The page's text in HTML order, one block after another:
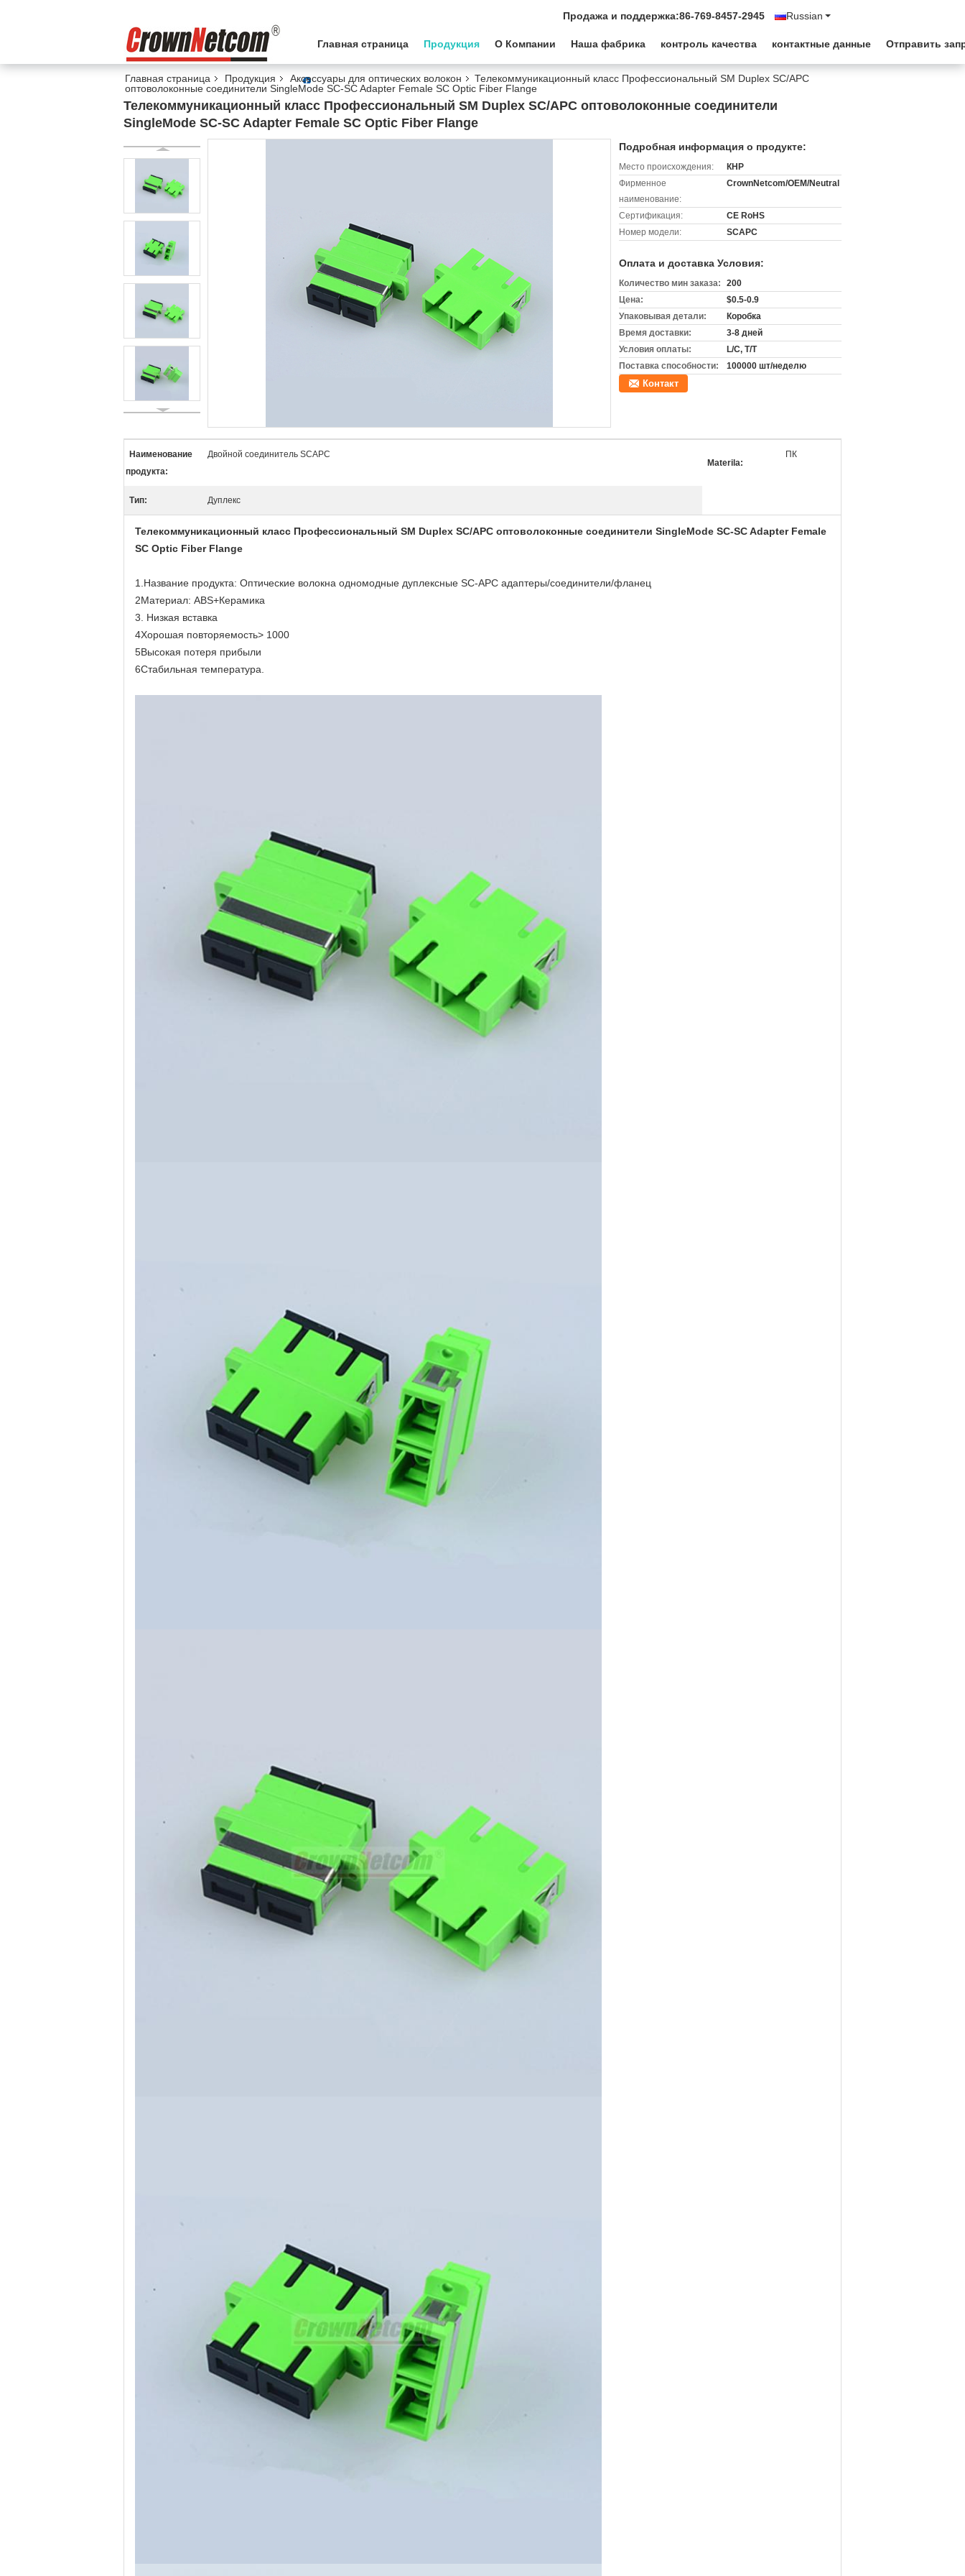
Russian
Продажа и поддержка:86-769-8457-2945
Главная страница Продукция О Компании Наша фабрика контроль качества контактные данные Отправить
Главная страница Продукция Аксессуары для оптических волокон
Телекоммуникационный класс Профессиональный SM Duplex SC/APC
оптоволоконные соединители SingleMode SC-SC Adapter Female SC Optic Fiber Flange
Телекоммуникационный класс Профессиональный SM Duplex SC/APC оптоволоконные соединители
SingleMode SC-SC Adapter Female SC Optic Fiber Flange
Подробная информация о продукте:
Место происхождения:
КНР
Фирменное
наименование:
CrownNetcom/OEM/Neutral
Сертификация:
CE RoHS
Номер модели:
SCAPC
Оплата и доставка Условия:
Количество мин заказа:
200
Цена:
$0.5-0.9
Упаковывая детали:
Коробка
Время доставки:
3-8 дней
Условия оплаты:
L/C, T/T
Поставка способности:
100000 шт/неделю
Контакт
Наименование
продукта:
Двойной соединитель SCAPC
Materila:
ПК
Тип: Дуплекс
Телекоммуникационный класс Профессиональный SM Duplex SC/APC оптоволоконные соединители SingleMode SC-SC Adapter Female
SC Optic Fiber Flange
1.Название продукта: Оптические волокна одномодные дуплексные SC-APC адаптеры/соединители/фланец
2Материал: ABS+Керамика
3. Низкая вставка
4Хорошая повторяемость> 1000
5Высокая потеря прибыли
6Стабильная температура.